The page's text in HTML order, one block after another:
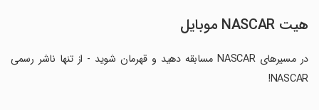
هیت NASCAR موبایل
در مسیرهای NASCAR مسابقه دهید و قهرمان شوید - از تنها ناشر رسمی
NASCAR!